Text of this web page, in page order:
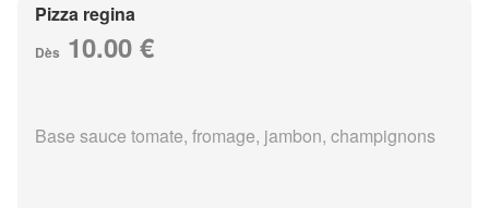
Pizza regina
Dès 10.00 €
Base sauce tomate, fromage, jambon, champignons